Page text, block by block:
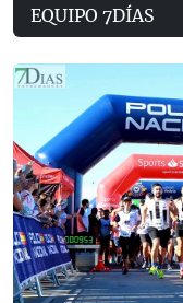
EQUIPO 7DÍAS